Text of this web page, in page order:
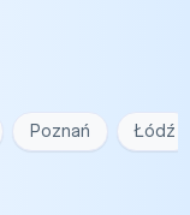
Poznań Łódź